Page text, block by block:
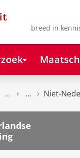
breed in
Niet-